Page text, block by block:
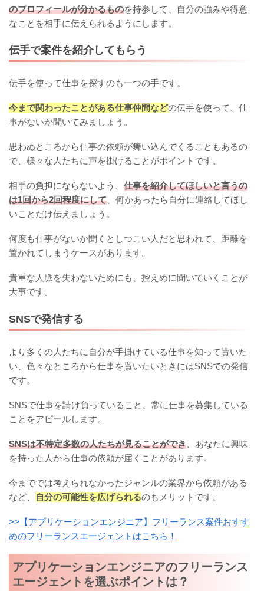
のプロフィールが分かるものを持参して、自分の強みや得意
なことを相手に伝えられるようにします。
伝手で案件を紹介してもらう
伝手を使って仕事を探すのも一つの手です。
今まで関わったことがある仕事仲間などの伝手を使って、仕
事がないか聞いてみましょう。
思わぬところから仕事の依頼が舞い込んでくることもあるの
で、様々な人たちに声を掛けることがポイントです。
相手の負担にならないよう、 仕事を紹介してほしいと言うの
は1回から2回程度にして 、何かあったら自分に連絡してほし
いことだけ伝えましょう。
何度も仕事がないか聞くとしつこい人だと思われて、距離を
置かれてしまうケースがあります。
貴重な人脈を失わないためにも、控えめに聞いていくことが
大事です。
SNSで発信する
より多くの人たちに自分が手掛けている仕事を知って貰いた
い、色々なところから仕事を貰いたいときにはSNSでの発信
です。
SNSで仕事を請け負っていること、常に仕事を募集している
ことをアピールします。
SNSは不特定多数の人たちが見ることができ 、あなたに興味
を持った人から仕事の依頼が届くことがあります。
今まででは考えられなかったジャンルの業界から依頼がある
など、
自分の可能性を広げられるのもメリットです。
>>【アプリケーションエンジニア】フリーランス案件おすす
めのフリーランスエージェントはこちら！
アプリケーションエンジニアのフリーランス
エージェントを選ぶポイントは？